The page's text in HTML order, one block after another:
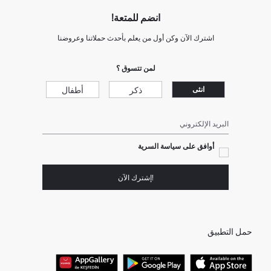
انضم للمتعة!
اشترك الآن وكن أول من يعلم بأحدث حملاتنا وعروضنا
لمن تتسوق ؟
انثى ذكر أطفال
البريد الإلكتروني
أوافق على سياسة السرية
!إشترك الآن
حمل التطبيق